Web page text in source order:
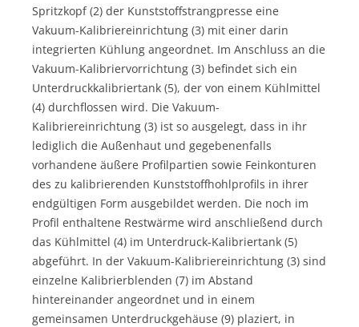
Spritzkopf (2) der Kunststoffstrangpresse eine
Vakuum-Kalibriereinrichtung (3) mit einer darin
integrierten Kühlung angeordnet. Im Anschluss an die
Vakuum-Kalibriervorrichtung (3) befindet sich ein
Unterdruckkalibriertank (5), der von einem Kühlmittel
(4) durchflossen wird. Die Vakuum-
Kalibriereinrichtung (3) ist so ausgelegt, dass in ihr
lediglich die Außenhaut und gegebenenfalls
vorhandene äußere Profilpartien sowie Feinkonturen
des zu kalibrierenden Kunststoffhohlprofils in ihrer
endgültigen Form ausgebildet werden. Die noch im
Profil enthaltene Restwärme wird anschließend durch
das Kühlmittel (4) im Unterdruck-Kalibriertank (5)
abgeführt. In der Vakuum-Kalibriereinrichtung (3) sind
einzelne Kalibrierblenden (7) im Abstand
hintereinander angeordnet und in einem
gemeinsamen Unterdruckgehäuse (9) plaziert, in